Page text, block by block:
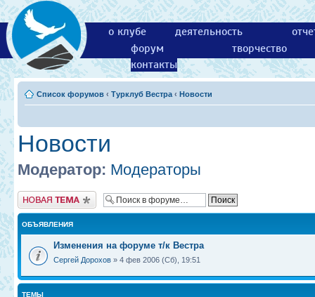
о клубе деятельность
форум
творчество
контакты
Список форумов ‹ Турклуб Вестра ‹ Новости
Новости
Модератор: Модераторы
Новая тема
ОБЪЯВЛЕНИЯ
Изменения на форуме т/к Вестра
Сергей Дорохов » 4 фев 2006 (Сб), 19:51
ТЕМЫ